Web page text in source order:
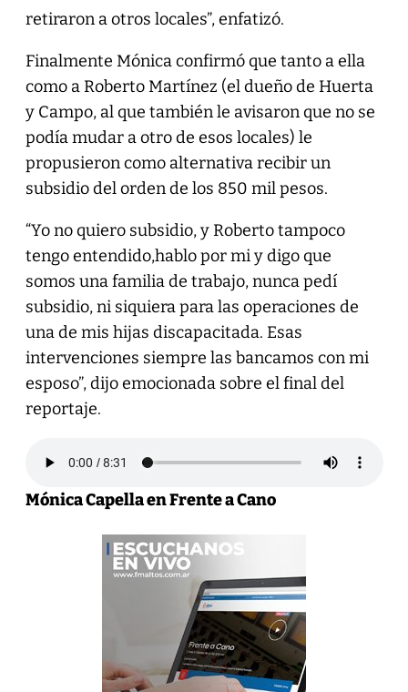
retiraron a otros locales”, enfatizó.
Finalmente Mónica confirmó que tanto a ella
como a Roberto Martínez (el dueño de Huerta
y Campo, al que también le avisaron que no se
podía mudar a otro de esos locales) le
propusieron como alternativa recibir un
subsidio del orden de los 850 mil pesos.
“Yo no quiero subsidio, y Roberto tampoco
tengo entendido,hablo por mi y digo que
somos una familia de trabajo, nunca pedí
subsidio, ni siquiera para las operaciones de
una de mis hijas discapacitada. Esas
intervenciones siempre las bancamos con mi
esposo”, dijo emocionada sobre el final del
reportaje.
Mónica Capella en Frente a Cano